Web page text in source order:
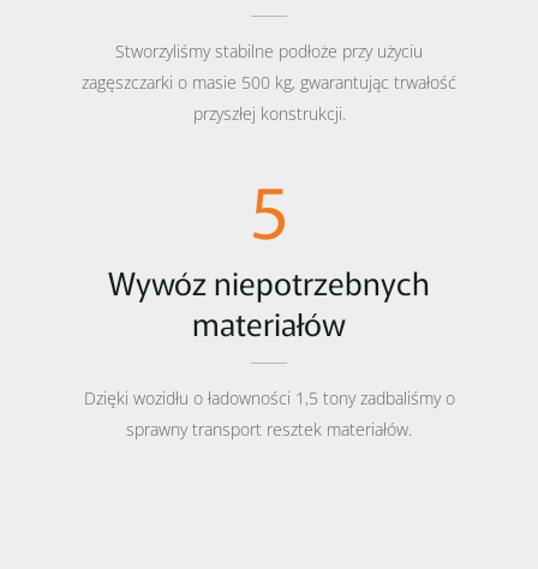
Stworzyliśmy stabilne podłoże przy użyciu
zagęszczarki o masie 500 kg, gwarantując trwałość
przyszłej konstrukcji.
5
Wywóz niepotrzebnych
materiałów
Dzięki wozidłu o ładowności 1,5 tony zadbaliśmy o
sprawny transport resztek materiałów.